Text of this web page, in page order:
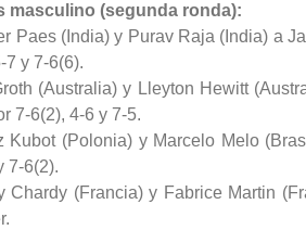
masculino (segunda ronda):
Paes (India) y Purav Raja (India) a
7 y 7-6(6).
(Australia) y Lleyton Hewitt
7-6(2), 4-6 y 7-5.
Kubot (Polonia) y Marcelo Melo
7-6(2).
Chardy (Francia) y Fabrice Martin